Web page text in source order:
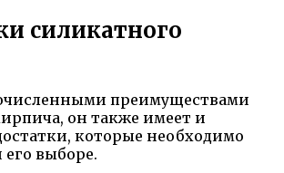
силикатного
преимуществами
он также имеет и
которые необходимо
выборе.